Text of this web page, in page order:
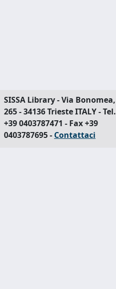
SISSA Library - Via Bonomea,
265 - 34136 Trieste ITALY - Tel.
+39 0403787471 - Fax +39
0403787695 - Contattaci